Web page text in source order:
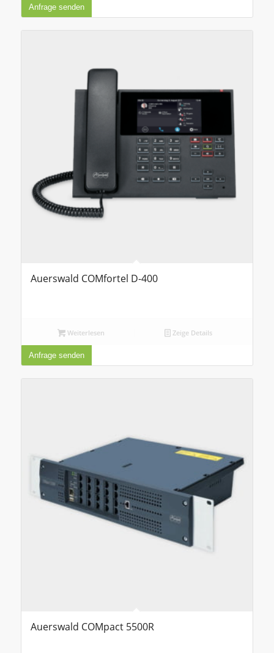
Anfrage senden
Auerswald COMfortel D-400
Weiterlesen Zeige Details
Anfrage senden
Auerswald COMpact 5500R